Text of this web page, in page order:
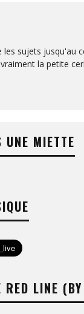
les sujets jusqu'au
la petite
UNE MIETTE
RED LINE